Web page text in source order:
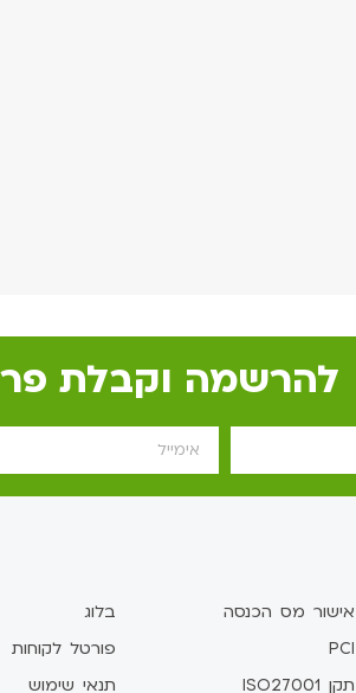
להרשמה וקבלת
אישור מס הכנסה
PCI
תקן ISO27001
בלוג
פורטל לקוחות
תנאי שימוש